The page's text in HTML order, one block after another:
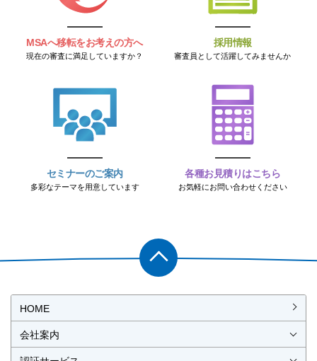
MSAへ移転をお考えの方へ
現在の審査に満足していますか？
採用情報
審査員として活躍してみませんか
セミナーのご案内
多彩なテーマを用意しています
各種お見積りはこちら
お気軽にお問い合わせください
HOME
会社案内